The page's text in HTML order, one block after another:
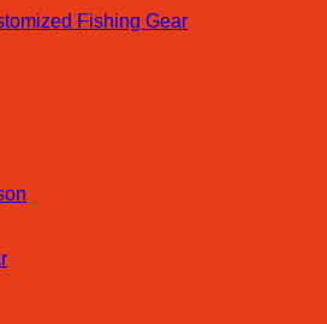
Fishing Gear